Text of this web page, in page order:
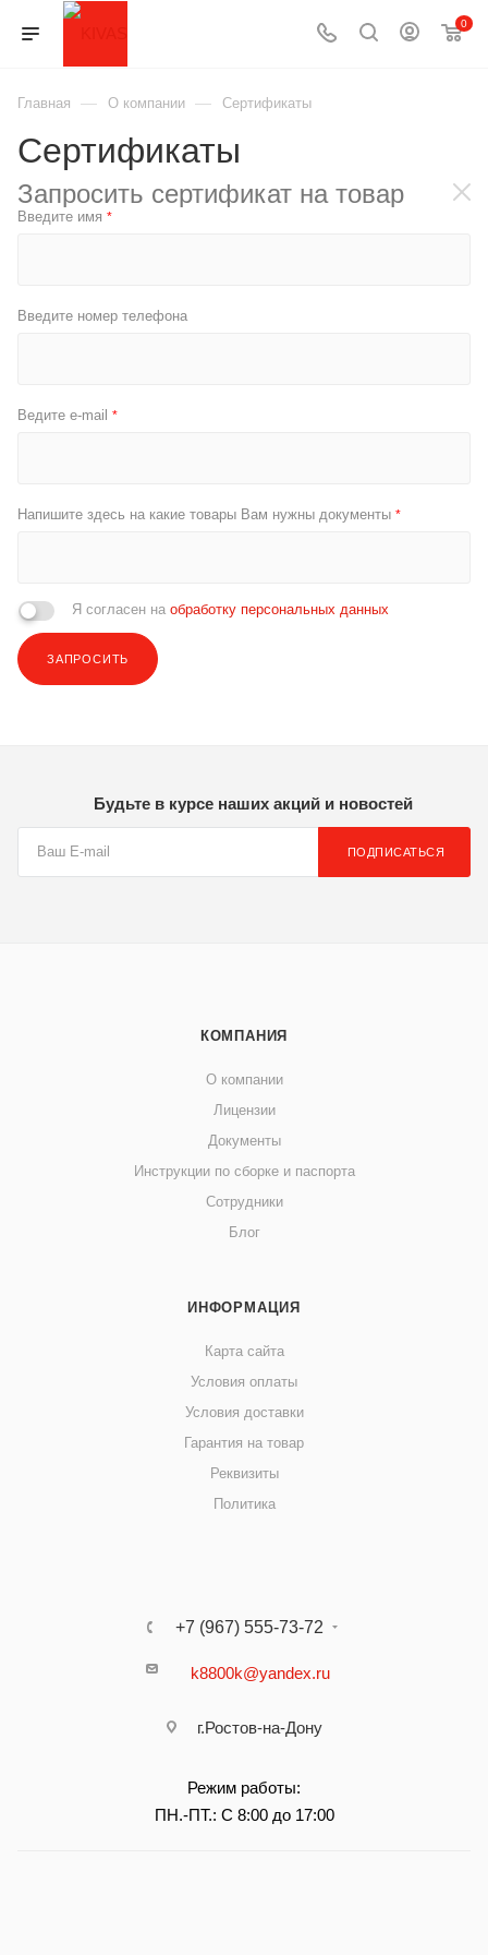
0
Главная — О компании — Сертификаты
Сертификаты
Запросить сертификат на товар
Введите имя *
Введите номер телефона
Ведите e-mail *
Напишите здесь на какие товары Вам нужны документы *
Я согласен на обработку персональных данных
ЗАПРОСИТЬ
Будьте в курсе наших акций и новостей
ПОДПИСАТЬСЯ
КОМПАНИЯ
О компании
Лицензии
Документы
Инструкции по сборке и паспорта
Сотрудники
Блог
ИНФОРМАЦИЯ
Карта сайта
Условия оплаты
Условия доставки
Гарантия на товар
Реквизиты
Политика
+7 (967) 555-73-72
k8800k@yandex.ru
г.Ростов-на-Дону
Режим работы:
ПН.-ПТ.: С 8:00 до 17:00